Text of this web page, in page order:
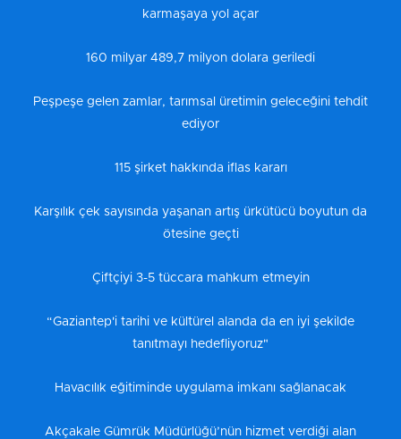
karmaşaya yol açar
160 milyar 489,7 milyon dolara geriledi
Peşpeşe gelen zamlar, tarımsal üretimin geleceğini tehdit
ediyor
115 şirket hakkında iflas kararı
Karşılık çek sayısında yaşanan artış ürkütücü boyutun da
ötesine geçti
Çiftçiyi 3-5 tüccara mahkum etmeyin
“Gaziantep'i tarihi ve kültürel alanda da en iyi şekilde
tanıtmayı hedefliyoruz"
Havacılık eğitiminde uygulama imkanı sağlanacak
Akçakale Gümrük Müdürlüğü’nün hizmet verdiği alan